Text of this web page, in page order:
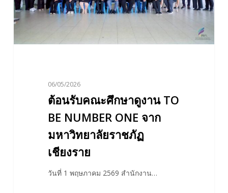
NUMBER
ONE
มหาวิทยาลัย
06/05/2026
ต้อนรับคณะศึกษาดูงาน TO
BE NUMBER ONE จาก
มหาวิทยาลัยราชภัฏ
เชียงราย
วันที่ 1 พฤษภาคม 2569 สำนักงาน…